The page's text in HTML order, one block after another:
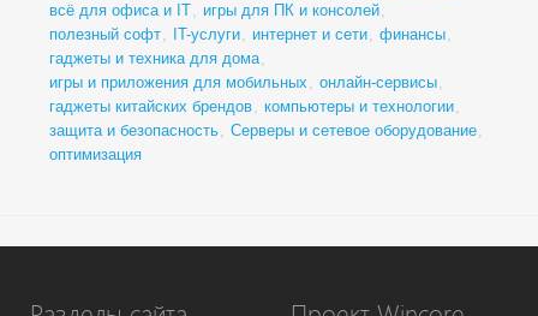
всё для офиса и IT, игры для ПК и консолей,
полезный софт, IT-услуги, интернет и сети, финансы,
гаджеты и техника для дома,
игры и приложения для мобильных , онлайн-сервисы,
гаджеты китайских брендов, компьютеры и технологии,
защита и безопасность, Серверы и сетевое оборудование,
оптимизация